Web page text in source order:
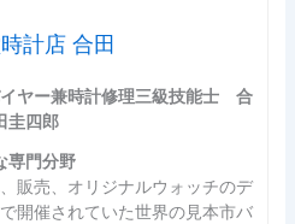
計店 合田
ヤー兼時計修理三級技能士 合
圭四郎
専門分野
販売、オリジナルウォッチのデ
開催されていた世界の見本市バ